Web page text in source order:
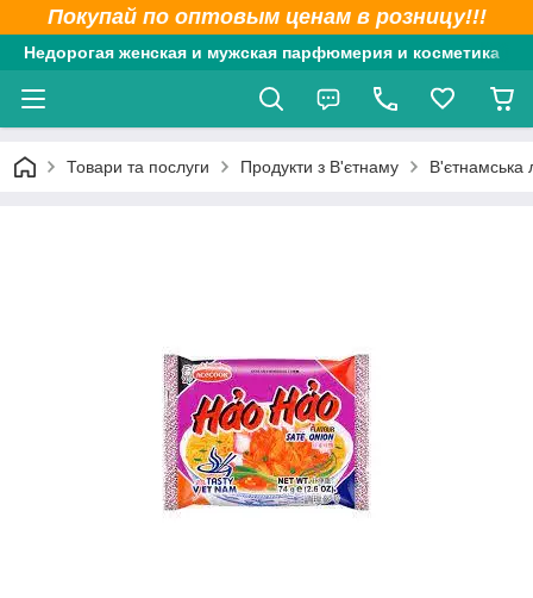
Покупай по оптовым ценам в розницу!!!
Недорогая женская и мужская парфюмерия и косметика
Товари та послуги Продукти з В'єтнаму В'єтнамська